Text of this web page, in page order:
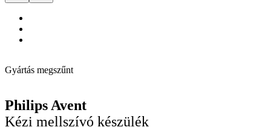
Gyártás megszűnt
Philips Avent
Kézi mellszívó készülék